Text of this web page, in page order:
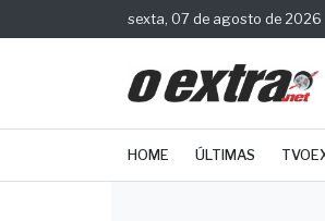
sexta, 07 de agosto de 2026
HOME ÚLTIMAS